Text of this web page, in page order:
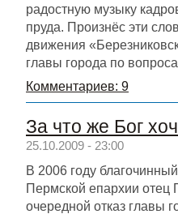
радостную музыку
пруда. Произнёс эти
движения
главы города по
Комментариев: 9
За что же Бог
25.10.2009 - 23:00
В 2006 году
Пермской епархии отец
очередной отказ главы